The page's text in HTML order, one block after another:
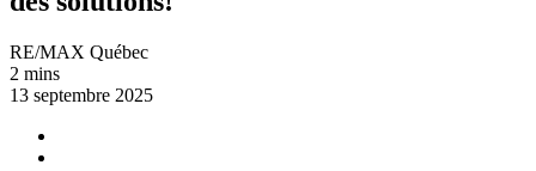
RE/MAX Québec
2 mins
13 septembre 2025